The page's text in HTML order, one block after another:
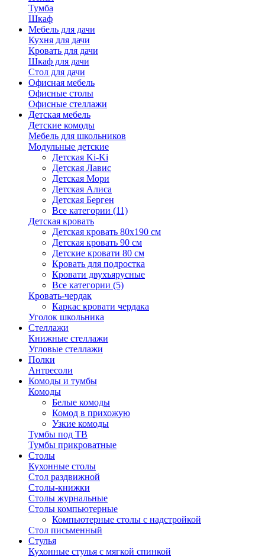
Тумба
Шкаф
Мебель для дачи
Кухня для дачи
Кровать для дачи
Шкаф для дачи
Стол для дачи
Офисная мебель
Офисные столы
Офисные стеллажи
Детская мебель
Детские комоды
Мебель для школьников
Модульные детские
Детская Ki-Ki
Детская Лавис
Детская Мори
Детская Алиса
Детская Берген
Все категории (11)
Детская кровать
Детская кровать 80х190 см
Детская кровать 90 см
Детские кровати 80 см
Кровать для подростка
Кровати двухъярусные
Все категории (5)
Кровать-чердак
Каркас кровати чердака
Уголок школьника
Стеллажи
Книжные стеллажи
Угловые стеллажи
Полки
Антресоли
Комоды и тумбы
Комоды
Белые комоды
Комод в прихожую
Узкие комоды
Тумбы под ТВ
Тумбы прикроватные
Столы
Кухонные столы
Стол раздвижной
Столы-книжки
Столы журнальные
Столы компьютерные
Компьютерные столы с надстройкой
Стол письменный
Стулья
Кухонные стулья с мягкой спинкой